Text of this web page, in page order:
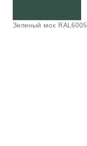
Зеленый мох RAL6005